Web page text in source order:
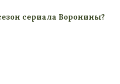
сериала Воронины?